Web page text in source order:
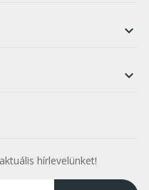


hírlevelünket!